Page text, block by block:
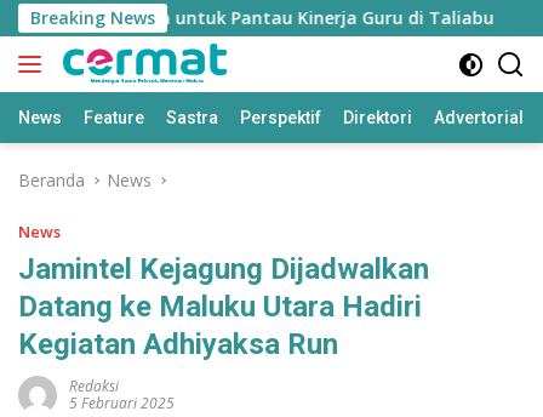
Langsung
ke
konten
Breaking News
Disiapkan untuk Pantau Kinerja Guru di Taliabu
News Feature Sastra Perspektif Direktori Advertorial
Beranda News
News
Jamintel Kejagung Dijadwalkan
Datang ke Maluku Utara Hadiri
Kegiatan Adhiyaksa Run
Redaksi
5 Februari 2025